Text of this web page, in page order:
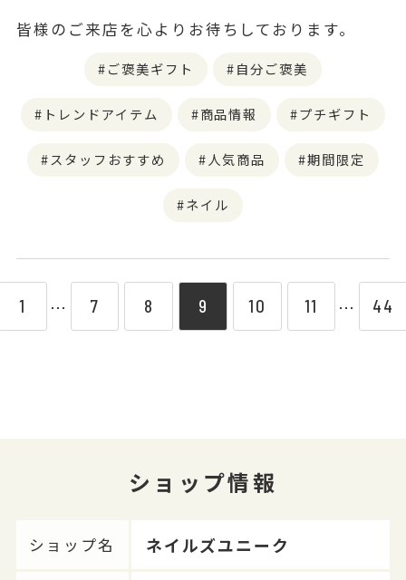
皆様のご来店を心よりお待ちしております。
ご褒美ギフト 自分ご褒美
トレンドアイテム 商品情報 プチギフト
スタッフおすすめ 人気商品 期間限定
ネイル
1 ⋯ 7 8 9 10 11 ⋯ 44
ショップ情報
ショップ名 ネイルズユニーク